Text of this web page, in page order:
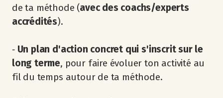
de ta méthode (avec des coachs/experts
accrédités).
‐ Un plan d'action concret qui s'inscrit sur le
long terme, pour faire évoluer ton activité au
fil du temps autour de ta méthode.